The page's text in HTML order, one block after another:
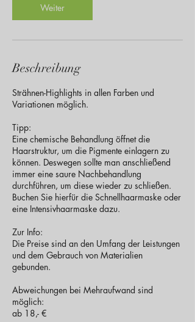
n
.
Weiter
Beschreibung
Strähnen-Highlights in allen Farben und
Variationen möglich.
Tipp:
Eine chemische Behandlung öffnet die
Haarstruktur, um die Pigmente einlagern zu
können. Deswegen sollte man anschließend
immer eine saure Nachbehandlung
durchführen, um diese wieder zu schließen.
Buchen Sie hierfür die Schnellhaarmaske oder
eine Intensivhaarmaske dazu.
Zur Info:
Die Preise sind an den Umfang der Leistungen
und dem Gebrauch von Materialien
gebunden.
Abweichungen bei Mehraufwand sind
möglich:
ab 18,- €